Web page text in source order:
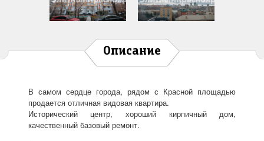
Описание
В самом сердце города, рядом с Красной площадью
продается отличная видовая квартира.
Исторический центр, хороший кирпичный дом,
качественный базовый ремонт.